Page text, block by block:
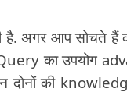
अगर आप सोचते हैं
का उपयोग
दोनों की